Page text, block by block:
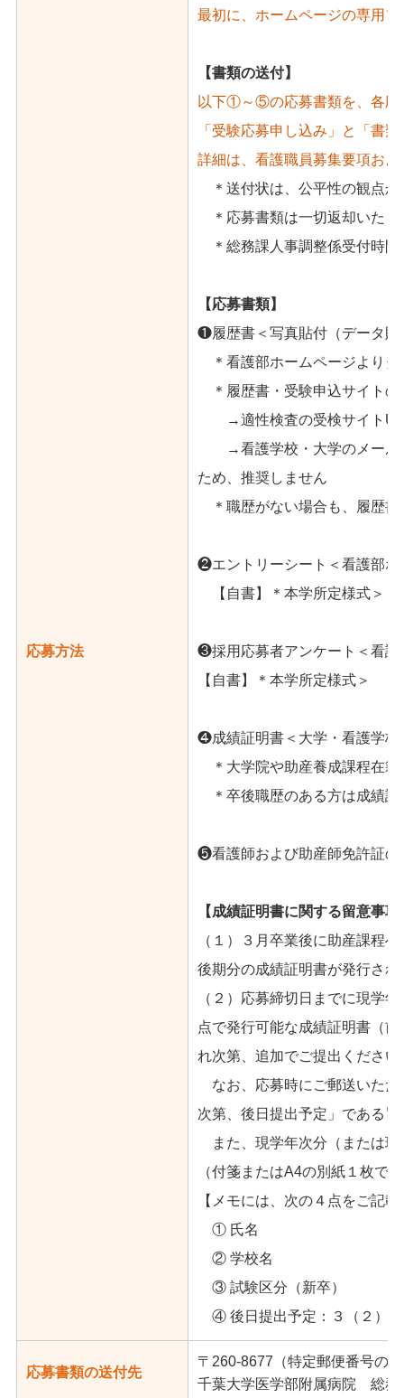
応募方法
最初に、ホームページの専用
【書類の送付】
以下①～⑤の応募書類を、各応
「受験応募申し込み」と「書
詳細は、看護職員募集要項お
＊送付状は、公平性の観点か
＊応募書類は一切返却いたし
＊総務課人事調整係受付時間
【応募書類】
❶履歴書＜写真貼付（データ貼
＊看護部ホームページよりダ
＊履歴書・受験申込サイトの
→適性検査の受検サイト
→看護学校・大学のメールア
ため、推奨しません
＊職歴がない場合も、履歴
❷エントリーシート＜看護部ホ
【自書】＊本学所定様式＞
❸採用応募者アンケート＜看護
【自書】＊本学所定様式＞
❹成績証明書＜大学・看護学校
＊大学院や助産養成課程在籍
＊卒後職歴のある方は成績証
❺看護師および助産師免許証の
【成績証明書に関する留意事項
（１）３月卒業後に助産課程
後期分の成績証明書が発行さ
（２）応募締切日までに現学
点で発行可能な成績証明書（
れ次第、追加でご提出ください
なお、応募時にご郵送いた
次第、後日提出予定」である
また、現学年次分（または現
（付箋またはA4の別紙１枚で
【メモには、次の４点をご記
① 氏名
② 学校名
③ 試験区分（新卒）
④ 後日提出予定：３（２）年
応募書類の送付先
〒260-8677（特定郵便番号の
千葉大学医学部附属病院 総